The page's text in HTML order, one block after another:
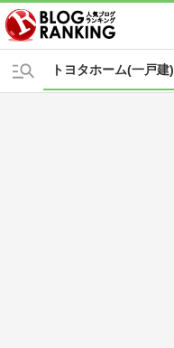
トヨタホーム(一戸建)